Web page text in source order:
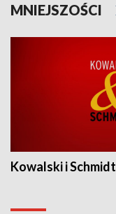
MNIEJSZOŚCI
Kowalski i Schmidt